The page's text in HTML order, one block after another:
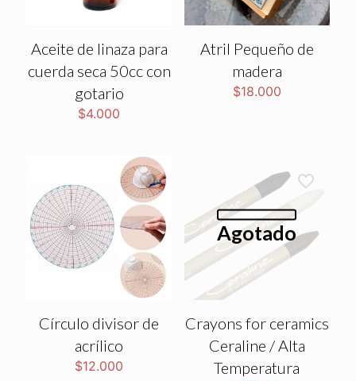
Aceite de linaza para
cuerda seca 50cc con
gotario
$4.000
Atril Pequeño de
madera
$18.000
Círculo divisor de
acrílico
$12.000
Agotado
Crayons for ceramics
Ceraline / Alta
Temperatura